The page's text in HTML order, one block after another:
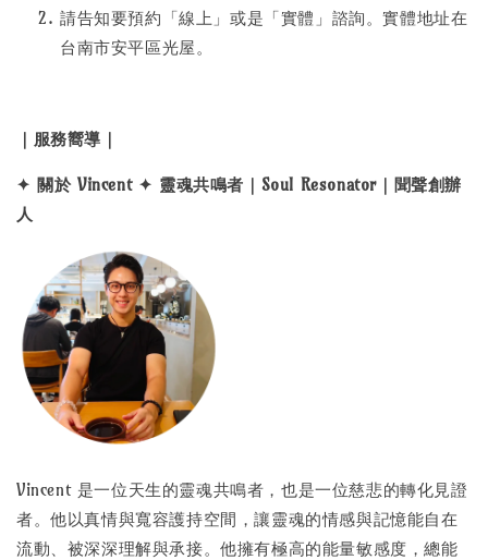
請告知要預約「線上」或是「實體」諮詢。實體地址在
台南市安平區光屋。
｜服務嚮導｜
✦ 關於 Vincent ✦ 靈魂共鳴者｜Soul Resonator｜聞聲創辦
人
Vincent 是一位天生的靈魂共鳴者，也是一位慈悲的轉化見證
者。他以真情與寬容護持空間，讓靈魂的情感與記憶能自在
流動、被深深理解與承接。他擁有極高的能量敏感度，總能